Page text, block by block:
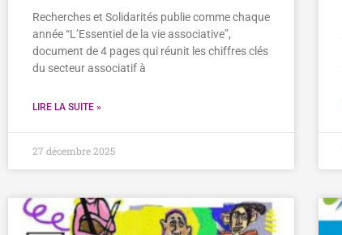
Recherches et Solidarités publie comme chaque
année “L’Essentiel de la vie associative”,
document de 4 pages qui réunit les chiffres clés
du secteur associatif à
LIRE LA SUITE »
27 décembre 2025